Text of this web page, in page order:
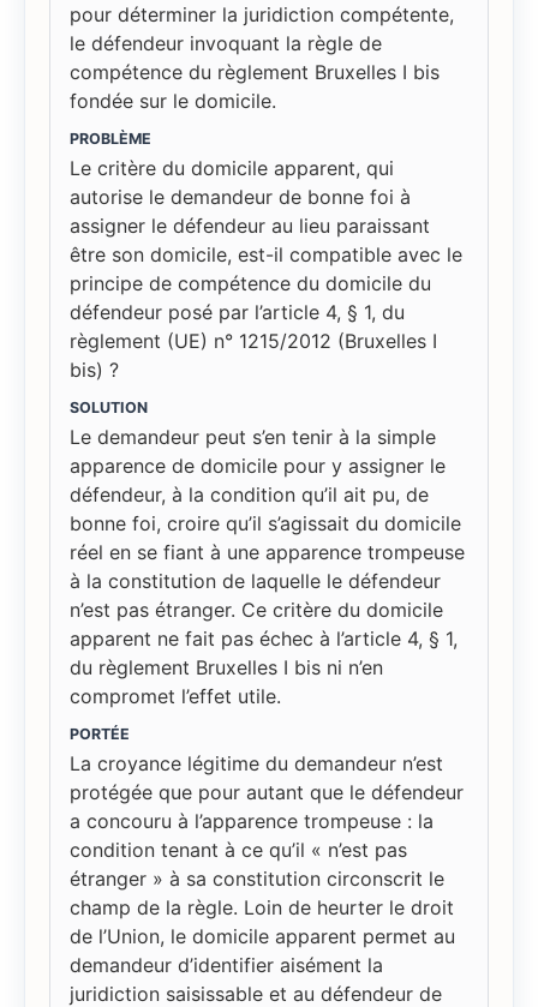
pour déterminer la juridiction compétente,
le défendeur invoquant la règle de
compétence du règlement Bruxelles I bis
fondée sur le domicile.
PROBLÈME
Le critère du domicile apparent, qui
autorise le demandeur de bonne foi à
assigner le défendeur au lieu paraissant
être son domicile, est-il compatible avec le
principe de compétence du domicile du
défendeur posé par l’article 4, § 1, du
règlement (UE) n° 1215/2012 (Bruxelles I
bis) ?
SOLUTION
Le demandeur peut s’en tenir à la simple
apparence de domicile pour y assigner le
défendeur, à la condition qu’il ait pu, de
bonne foi, croire qu’il s’agissait du domicile
réel en se fiant à une apparence trompeuse
à la constitution de laquelle le défendeur
n’est pas étranger. Ce critère du domicile
apparent ne fait pas échec à l’article 4, § 1,
du règlement Bruxelles I bis ni n’en
compromet l’effet utile.
PORTÉE
La croyance légitime du demandeur n’est
protégée que pour autant que le défendeur
a concouru à l’apparence trompeuse : la
condition tenant à ce qu’il « n’est pas
étranger » à sa constitution circonscrit le
champ de la règle. Loin de heurter le droit
de l’Union, le domicile apparent permet au
demandeur d’identifier aisément la
juridiction saisissable et au défendeur de